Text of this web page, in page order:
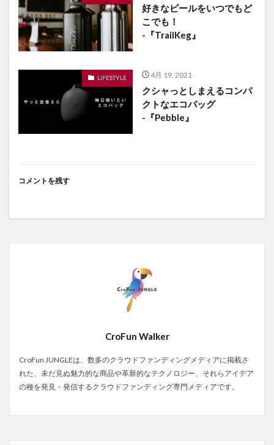
好きなビールをいつでもど
こでも！
-『TrailKeg』
LIFESTYLE 4月 19, 2021
クシャっとしまえるコンパ
クトなエコバッグ
-『Pebble』
コメントを残す
CroFun Walker
CroFun JUNGLEは、数多のクラウドファンディングメディアに掲載さ
れた、未だ見ぬ魅力的な商品や革新的なテクノロジー、それらアイデア
の種を発見・発信するクラウドファンディング専門メディアです。